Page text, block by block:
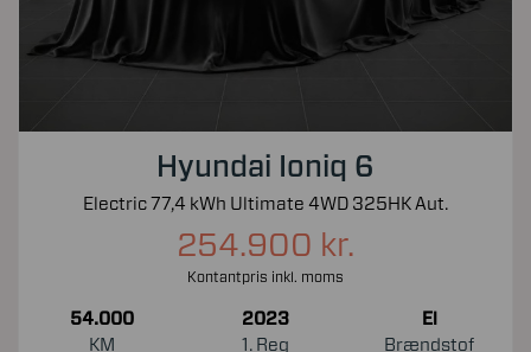
Hyundai Ioniq 6
Electric 77,4 kWh Ultimate 4WD 325HK Aut.
254.900 kr.
Kontantpris inkl. moms
54.000
KM
2023
1. Reg
El
Brændstof